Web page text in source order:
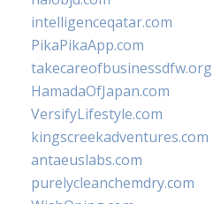
intelligenceqatar.com
PikaPikaApp.com
takecareofbusinessdfw.org
HamadaOfJapan.com
VersifyLifestyle.com
kingscreekadventures.com
antaeuslabs.com
purelycleanchemdry.com